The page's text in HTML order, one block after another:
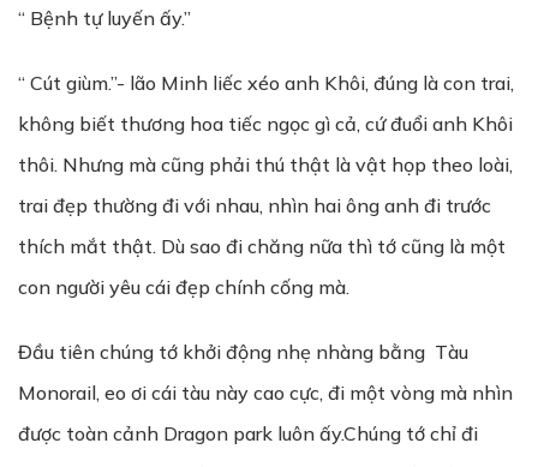
“ Bệnh tự luyến ấy.”
“ Cút giùm.”- lão Minh liếc xéo anh Khôi, đúng là con trai,
không biết thương hoa tiếc ngọc gì cả, cứ đuổi anh Khôi
thôi. Nhưng mà cũng phải thú thật là vật họp theo loài,
trai đẹp thường đi với nhau, nhìn hai ông anh đi trước
thích mắt thật. Dù sao đi chăng nữa thì tớ cũng là một
con người yêu cái đẹp chính cống mà.
Đầu tiên chúng tớ khởi động nhẹ nhàng bằng Tàu
Monorail, eo ơi cái tàu này cao cực, đi một vòng mà nhìn
được toàn cảnh Dragon park luôn ấy.Chúng tớ chỉ đi